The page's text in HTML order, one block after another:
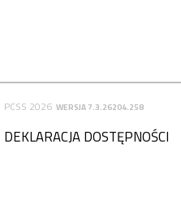
PCSS 2026 WERSJA 7.3.26204.258
DEKLARACJA DOSTĘPNOŚCI